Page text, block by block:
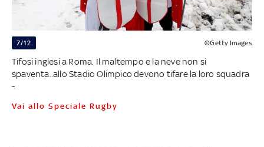
7/12 ©Getty Images
Tifosi inglesi a Roma. Il maltempo e la neve non si
spaventa..allo Stadio Olimpico devono tifare la loro squadra
-
Vai allo Speciale Rugby